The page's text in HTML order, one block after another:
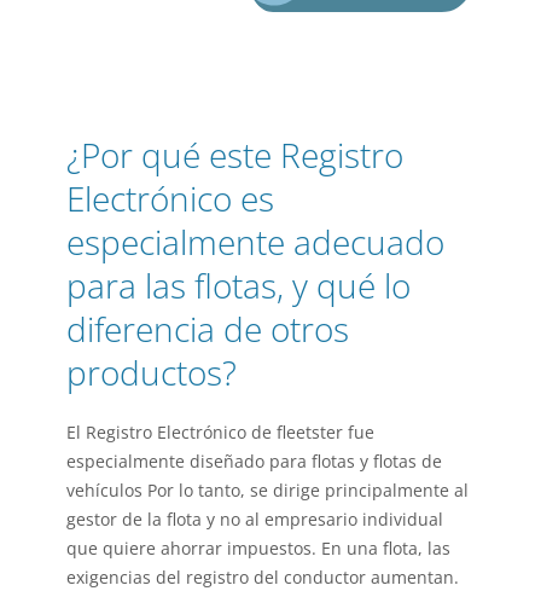
¿Por qué este Registro
Electrónico es
especialmente adecuado
para las flotas, y qué lo
diferencia de otros
productos?
El Registro Electrónico de fleetster fue
especialmente diseñado para flotas y flotas de
vehículos Por lo tanto, se dirige principalmente al
gestor de la flota y no al empresario individual
que quiere ahorrar impuestos. En una flota, las
exigencias del registro del conductor aumentan.